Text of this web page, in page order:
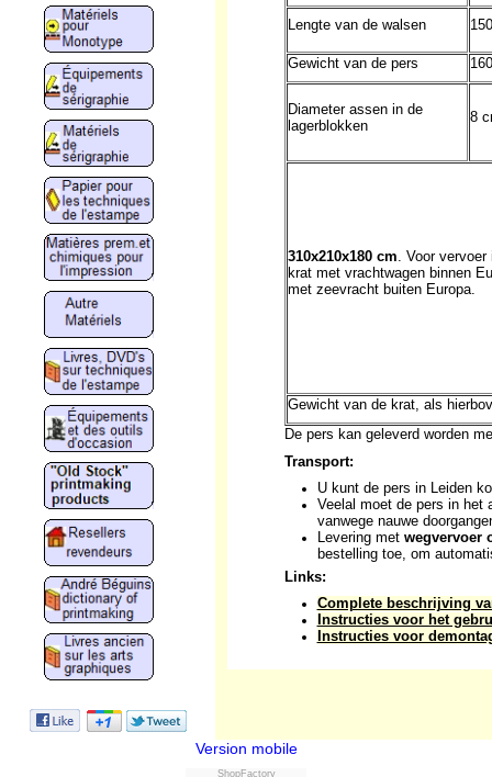
Lengte van de walsen
Gewicht van de pers
Diameter assen in de
lagerblokken
8
310x210x180 cm. Voor vervoer
krat met vrachtwagen binnen
met zeevracht buiten Europa.
Gewicht van de krat, als
De pers kan geleverd worden
Transport:
U kunt de pers in Leiden
Veelal moet de pers in het
vanwege nauwe
Levering met wegvervoer
bestelling toe, om
Links:
Complete beschrijving
Instructies voor het
Instructies voor
Version mobile
ShopFactory